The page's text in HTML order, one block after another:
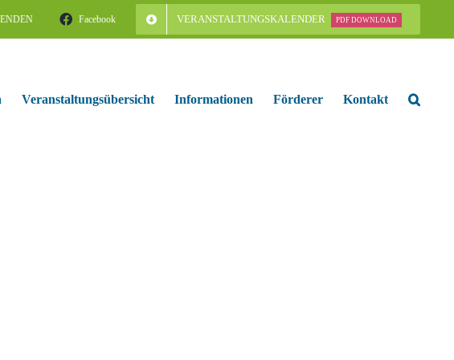
Facebook VERANSTALTUNGSKALENDER PDF DOWNLOAD
Veranstaltungsübersicht Informationen Förderer Kontakt